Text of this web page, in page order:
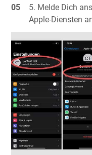
Melde Dich
Apple-Diensten